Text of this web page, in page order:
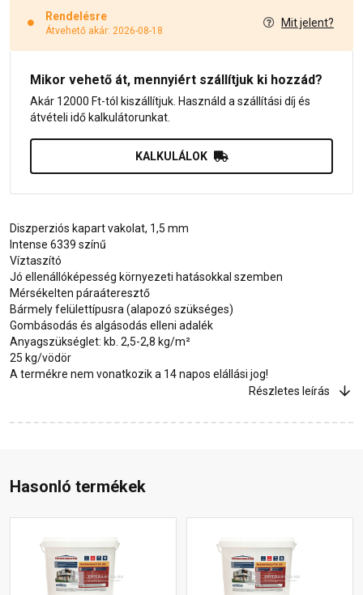
Rendelésre
Átvehető akár: 2026-08-18
Mit jelent?
Mikor vehető át, mennyiért szállítjuk ki hozzád?
Akár 12000 Ft-tól kiszállítjuk. Használd a szállítási díj és
átvételi idő kalkulátorunkat.
KALKULÁLOK
Diszperziós kapart vakolat, 1,5 mm
Intense 6339 színű
Víztaszító
Jó ellenállóképesség környezeti hatásokkal szemben
Mérsékelten páraáteresztő
Bármely felülettípusra (alapozó szükséges)
Gombásodás és algásodás elleni adalék
Anyagszükséglet: kb. 2,5-2,8 kg/m²
25 kg/vödör
A termékre nem vonatkozik a 14 napos elállási jog!
Részletes leírás
Hasonló termékek